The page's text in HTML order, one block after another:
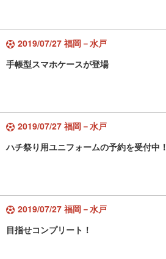
2019/07/27 福岡－水戸
手帳型スマホケースが登場
2019/07/27 福岡－水戸
ハチ祭り用ユニフォームの予約を受付中！
2019/07/27 福岡－水戸
目指せコンプリート！